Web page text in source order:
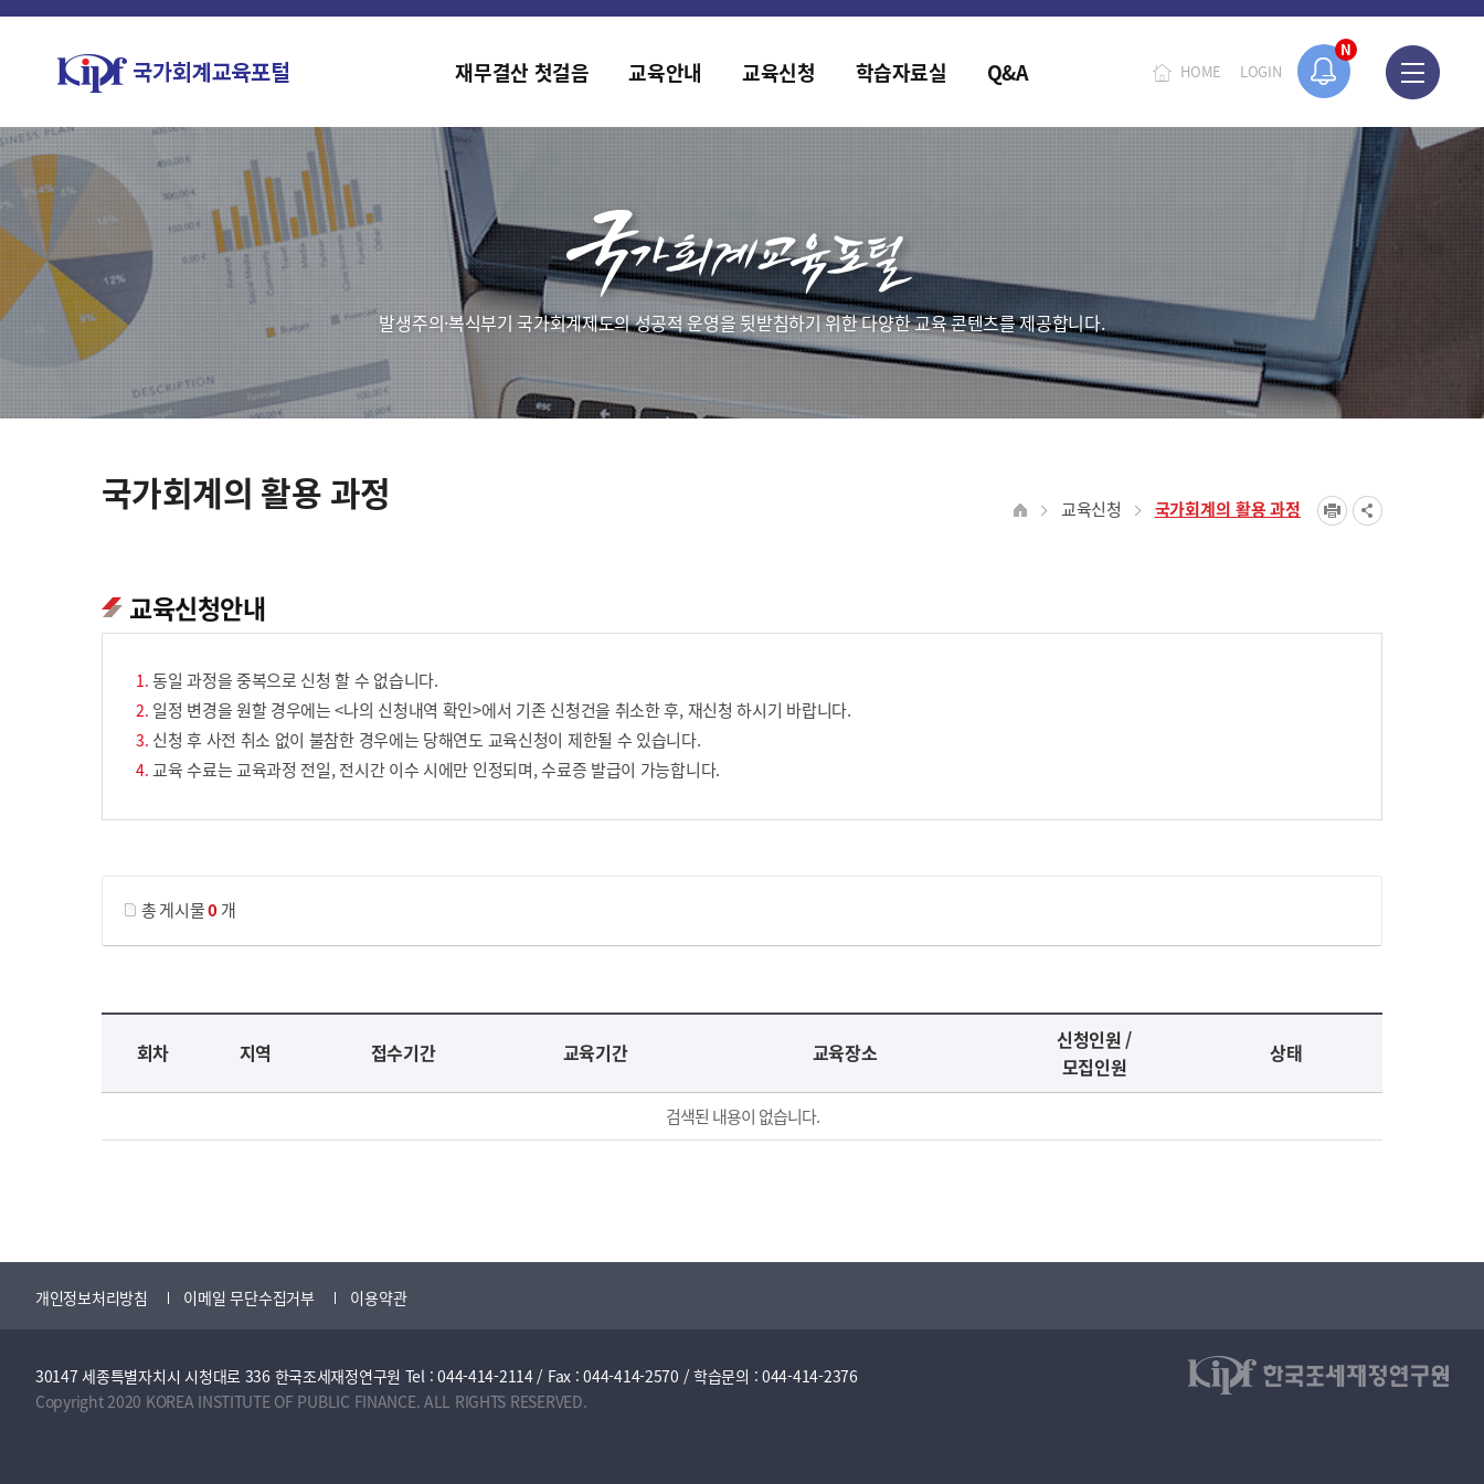
N
2019년도 국가회계 전문교육 사전수요조사 안내
HOME LOGIN
재무결산 첫걸음 교육안내 교육신청 학습자료실 Q&A
발생주의·복식부기 국가회계제도의 성공적 운영을 뒷받침하기 위한 다양한 교육 콘텐츠를 제공합니다.
국가회계의 활용 과정 교육신청 국가회계의 활용 과정
교육신청안내
동일 과정을 중복으로 신청 할 수 없습니다.
일정 변경을 원할 경우에는 <나의 신청내역 확인>에서 기존 신청건을 취소한 후, 재신청 하시기 바랍니다.
신청 후 사전 취소 없이 불참한 경우에는 당해연도 교육신청이 제한될 수 있습니다.
교육 수료는 교육과정 전일, 전시간 이수 시에만 인정되며, 수료증 발급이 가능합니다.
총 게시물0개
교육신청 목록을 나타낸 표로 회차, 지역, 접수기간, 교육기간, 교육장소, 신청인원/모집인원, 상태로 나뉘어 설명합니다.
회차 지역 접수기간 교육기간 교육장소
신청인원 /
모집인원
상태
검색된 내용이 없습니다.
개인정보처리방침 이메일 무단수집거부 이용약관
30147 세종특별자치시 시청대로 336 한국조세재정연구원 Tel : 044-414-2114 / Fax : 044-414-2570 / 학습문의 : 044-414-2376
Copyright 2020 KOREA INSTITUTE OF PUBLIC FINANCE. ALL RIGHTS RESERVED.